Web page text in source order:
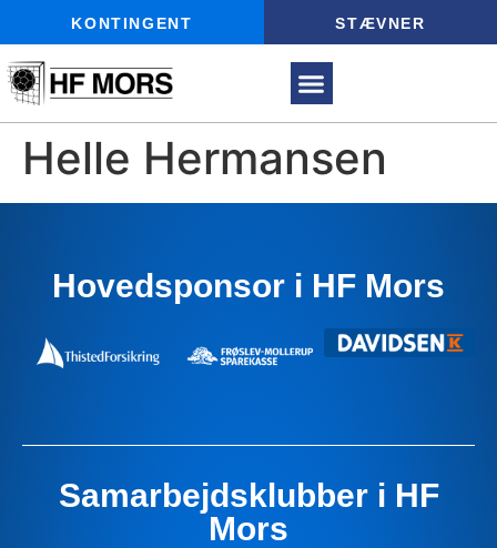
KONTINGENT STÆVNER
Helle Hermansen
Hovedsponsor i HF Mors
Samarbejdsklubber i HF
Mors